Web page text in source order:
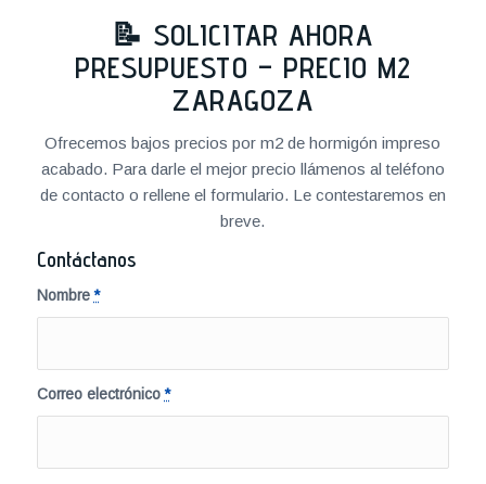
📝 SOLICITAR AHORA
PRESUPUESTO – PRECIO M2
ZARAGOZA
Ofrecemos bajos precios por m2 de hormigón impreso
acabado. Para darle el mejor precio llámenos al teléfono
de contacto o rellene el formulario. Le contestaremos en
breve.
Contáctanos
Nombre*
Correo electrónico*